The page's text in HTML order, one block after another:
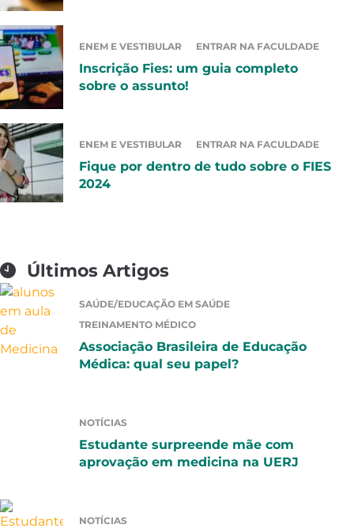
ENEM E VESTIBULAR ENTRAR NA FACULDADE
Inscrição Fies: um guia completo
sobre o assunto!
ENEM E VESTIBULAR ENTRAR NA FACULDADE
Fique por dentro de tudo sobre o FIES
2024
Últimos Artigos
SAÚDE/EDUCAÇÃO EM SAÚDE
TREINAMENTO MÉDICO
Associação Brasileira de Educação
Médica: qual seu papel?
NOTÍCIAS
Estudante surpreende mãe com
aprovação em medicina na UERJ
NOTÍCIAS